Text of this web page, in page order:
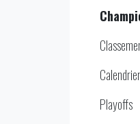
Playoffs